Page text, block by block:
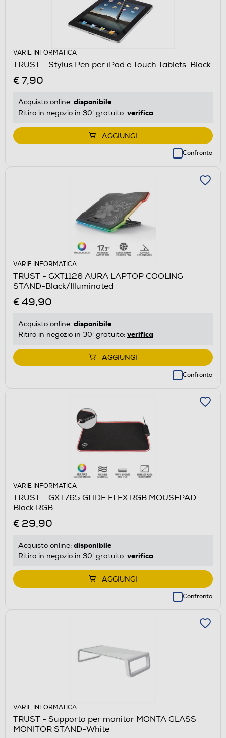
VARIE INFORMATICA
TRUST - Stylus Pen per iPad e Touch Tablets-Black
€ 7,90
Acquisto online: disponibile
Ritiro in negozio in 30' gratuito: verifica
AGGIUNGI
Confronta
VARIE INFORMATICA
TRUST - GXT1126 AURA LAPTOP COOLING
STAND-Black/Illuminated
€ 49,90
Acquisto online: disponibile
Ritiro in negozio in 30' gratuito: verifica
AGGIUNGI
Confronta
VARIE INFORMATICA
TRUST - GXT765 GLIDE FLEX RGB MOUSEPAD-
Black RGB
€ 29,90
Acquisto online: disponibile
Ritiro in negozio in 30' gratuito: verifica
AGGIUNGI
Confronta
VARIE INFORMATICA
TRUST - Supporto per monitor MONTA GLASS
MONITOR STAND-White